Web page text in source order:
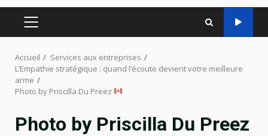
MENU
Accueil
Services aux entreprises
L’Empathie stratégique : quand l’écoute devient votre meilleure
arme
Photo by Priscilla Du Preez
Photo by Priscilla Du Preez